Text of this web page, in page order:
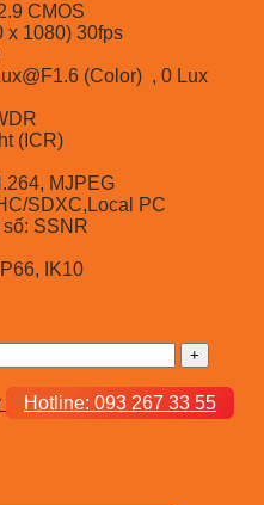
CMOS
x 1080) 30fps
(Color) , 0 Lux
(ICR)
MJPEG
SDXC,Local PC
SSNR
IK10
Hotline: 093 267 33 55